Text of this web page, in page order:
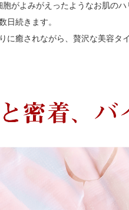
がよみがえったようなお肌のハ
日続きます。
に癒されながら、贅沢な美容タイ